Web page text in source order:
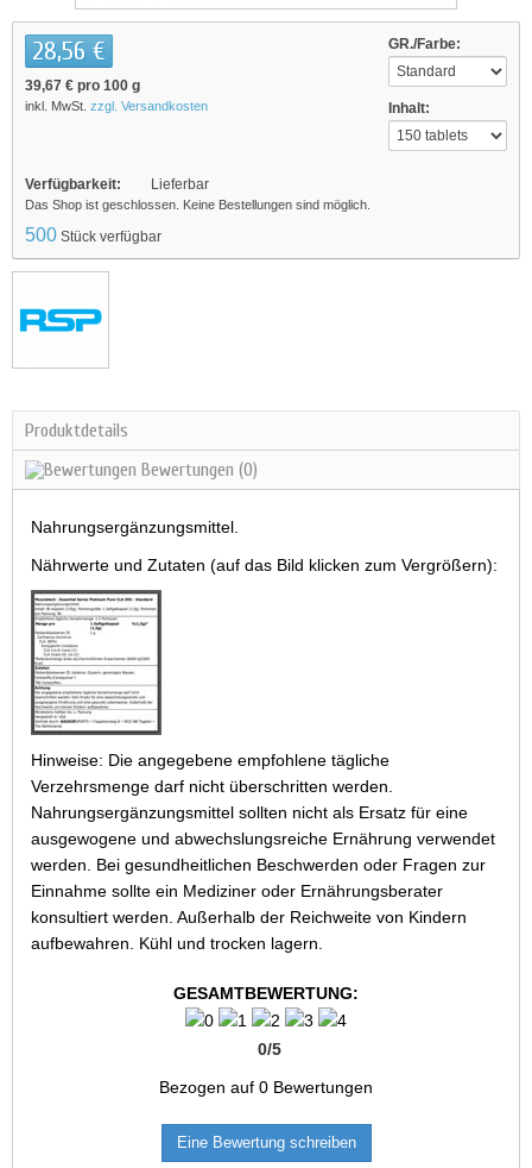
GR./Farbe:
Inhalt:
28,56 €
39,67 € pro 100 g
inkl. MwSt. zzgl. Versandkosten
Verfügbarkeit: Lieferbar
Das Shop ist geschlossen. Keine Bestellungen sind möglich.
500 Stück verfügbar
Produktdetails
Bewertungen (0)
Nahrungsergänzungsmittel.
Nährwerte und Zutaten (auf das Bild klicken zum Vergrößern):
Hinweise: Die angegebene empfohlene tägliche
Verzehrsmenge darf nicht überschritten werden.
Nahrungsergänzungsmittel sollten nicht als Ersatz für eine
ausgewogene und abwechslungsreiche Ernährung verwendet
werden. Bei gesundheitlichen Beschwerden oder Fragen zur
Einnahme sollte ein Mediziner oder Ernährungsberater
konsultiert werden. Außerhalb der Reichweite von Kindern
aufbewahren. Kühl und trocken lagern.
GESAMTBEWERTUNG:
0/5
Bezogen auf 0 Bewertungen
Eine Bewertung schreiben